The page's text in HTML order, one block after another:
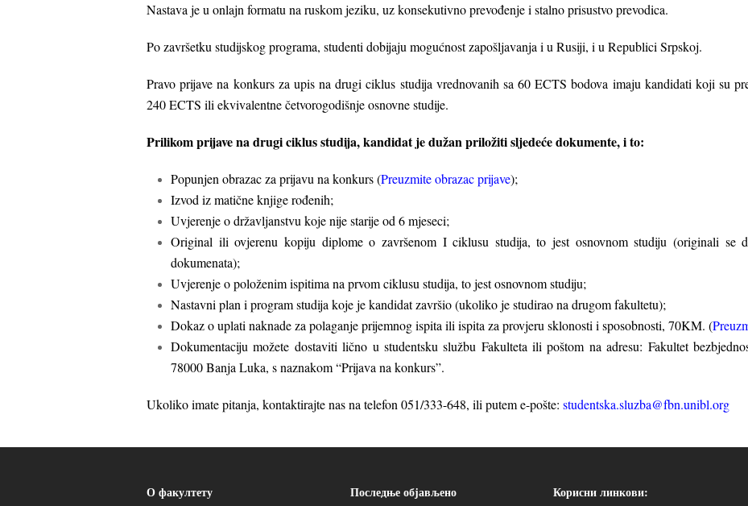
Nastava je u onlajn formatu na ruskom jeziku, uz konsekutivno prevođenje i stalno prisustvo prevodica.
Po završetku studijskog programa, studenti dobijaju mogućnost zapošljavanja i u Rusiji, i u Republici Srpskoj.
Pravo prijave na konkurs za upis na drugi ciklus studija vrednovanih sa 60 ECTS bodova imaju kandidati koji su
240 ECTS ili ekvivalentne četvorogodišnje osnovne studije.
Prilikom prijave na drugi ciklus studija, kandidat je dužan priložiti sljedeće dokumente, i to:
Popunjen obrazac za prijavu na konkurs (Preuzmite obrazac prijave);
Izvod iz matične knjige rođenih;
Uvjerenje o državljanstvu koje nije starije od 6 mjeseci;
Original ili ovjerenu kopiju diplome o završenom I ciklusu studija, to jest osnovnom studiju (originali se
dokumenata);
Uvjerenje o položenim ispitima na prvom ciklusu studija, to jest osnovnom studiju;
Nastavni plan i program studija koje je kandidat završio (ukoliko je studirao na drugom fakultetu);
Dokaz o uplati naknade za polaganje prijemnog ispita ili ispita za provjeru sklonosti i sposobnosti, 70KM. (
Dokumentaciju možete dostaviti lično u studentsku službu Fakulteta ili poštom na adresu: Fakultet
78000 Banja Luka, s naznakom “Prijava na konkurs”.
Ukoliko imate pitanja, kontaktirajte nas na telefon 051/333-648, ili putem e-pošte: studentska.sluzba@fbn.unibl.org
О факултету Последње објављено Корисни линкови: